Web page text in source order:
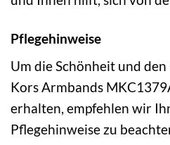
Pflegehinweise
Um die Schönheit und
Kors Armbands
erhalten, empfehlen wir
Pflegehinweise zu